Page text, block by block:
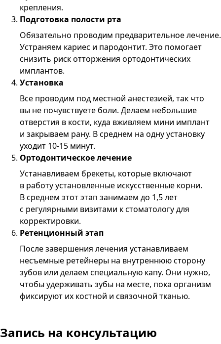
крепления.
Подготовка полости рта
Обязательно проводим предварительное лечение.
Устраняем кариес и пародонтит. Это помогает
снизить риск отторжения ортодонтических
имплантов.
Установка
Все проводим под местной анестезией, так что
вы не почувствуете боли. Делаем небольшие
отверстия в кости, куда вживляем мини имплант
и закрываем рану. В среднем на одну установку
уходит 10-15 минут.
Ортодонтическое лечение
Устанавливаем брекеты, которые включают
в работу установленные искусственные корни.
В среднем этот этап занимаем до 1,5 лет
с регулярными визитами к стоматологу для
корректировки.
Ретенционный этап
После завершения лечения устанавливаем
несъемные ретейнеры на внутреннюю сторону
зубов или делаем специальную капу. Они нужно,
чтобы удерживать зубы на месте, пока организм
фиксируют их костной и связочной тканью.
Запись на консультацию